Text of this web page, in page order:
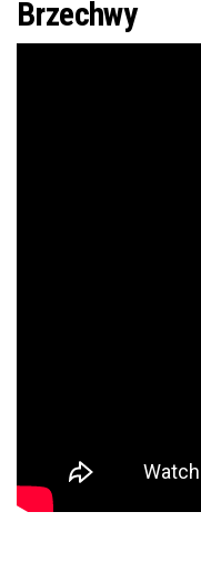
Brzechwy